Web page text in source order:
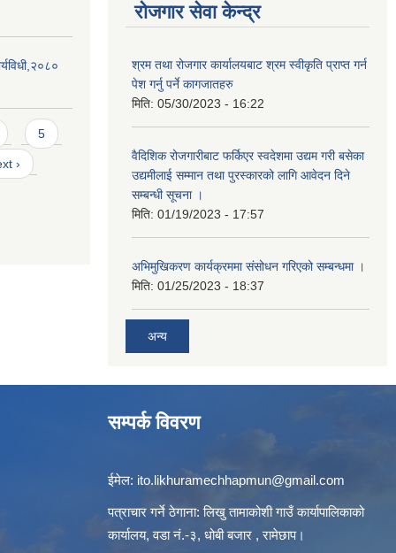
5
›
रोजगार सेवा केन्द्र
श्रम तथा रोजगार कार्यालयबाट श्रम स्वीकृति प्राप्त गर्न
पेश गर्नु पर्ने कागजातहरु
मिति: 05/30/2023 - 16:22
वैदिशिक रोजगारीबाट फर्किएर स्वदेशमा उद्यम गरी बसेका
उद्यमीलाई सम्मान तथा पुरस्कारको लागि आवेदन दिने
सम्बन्धी सूचना ।
मिति: 01/19/2023 - 17:57
अभिमुखिकरण कार्यक्रममा संसोधन गरिएको सम्बन्धमा ।
मिति: 01/25/2023 - 18:37
अन्य
सम्पर्क विवरण
ईमेल: ito.likhuramechhapmun@gmail.com
पत्राचार गर्ने ठेगाना: लिखु तामाकोशी गाउँ कार्यापालिकाको
कार्यालय, वडा नं.-३, धोबी बजार , रामेछाप।